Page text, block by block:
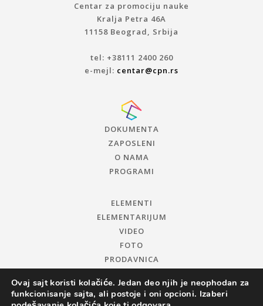
Centar za promociju nauke
Kralja Petra 46A
11158 Beograd, Srbija
tel: +38111 2400 260
e-mejl: centar@cpn.rs
DOKUMENTA
ZAPOSLENI
O NAMA
PROGRAMI
ELEMENTI
ELEMENTARIJUM
VIDEO
FOTO
PRODAVNICA
Ovaj sajt koristi kolačiće. Jedan deo njih je neophodan za
funkcionisanje sajta, ali postoje i oni opcioni. Izaberi